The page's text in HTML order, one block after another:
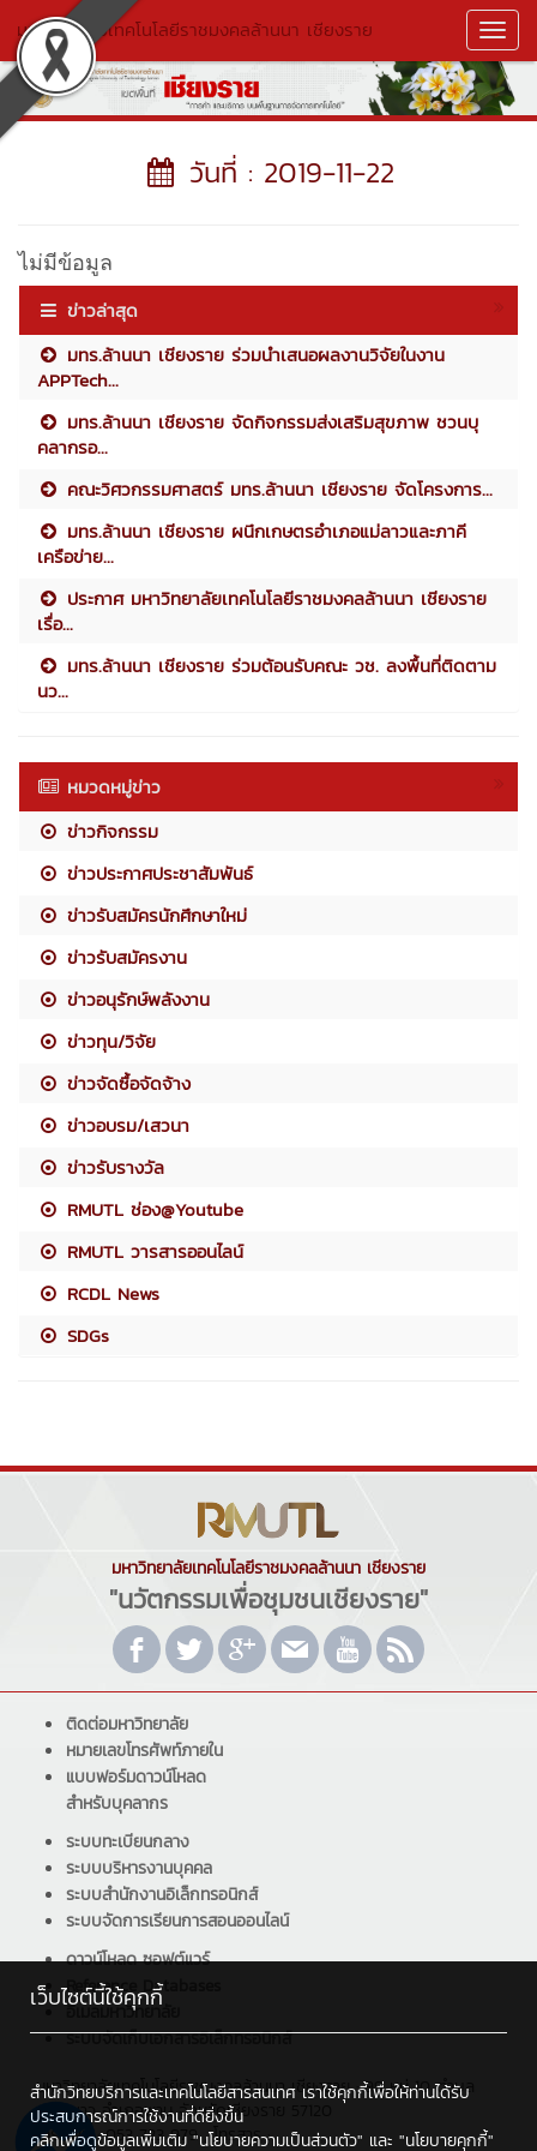
มหาวิทยาลัยเทคโนโลยีราชมงคลล้านนา เชียงราย
วันที่ : 2019-11-22
ไม่มีข้อมูล
ข่าวล่าสุด
มทร.ล้านนา เชียงราย ร่วมนำเสนอผลงานวิจัยในงาน
APPTech...
มทร.ล้านนา เชียงราย จัดกิจกรรมส่งเสริมสุขภาพ ชวนบุ
คลากรอ...
คณะวิศวกรรมศาสตร์ มทร.ล้านนา เชียงราย จัดโครงการ...
มทร.ล้านนา เชียงราย ผนึกเกษตรอำเภอแม่ลาวและภาคี
เครือข่าย...
ประกาศ มหาวิทยาลัยเทคโนโลยีราชมงคลล้านนา เชียงราย
เรื่อ...
มทร.ล้านนา เชียงราย ร่วมต้อนรับคณะ วช. ลงพื้นที่ติดตาม
นว...
หมวดหมู่ข่าว
ข่าวกิจกรรม
ข่าวประกาศประชาสัมพันธ์
ข่าวรับสมัครนักศึกษาใหม่
ข่าวรับสมัครงาน
ข่าวอนุรักษ์พลังงาน
ข่าวทุน/วิจัย
ข่าวจัดซื้อจัดจ้าง
ข่าวอบรม/เสวนา
ข่าวรับรางวัล
RMUTL ช่อง@Youtube
RMUTL วารสารออนไลน์
RCDL News
SDGs
มหาวิทยาลัยเทคโนโลยีราชมงคลล้านนา เชียงราย
"นวัตกรรมเพื่อชุมชนเชียงราย"
ติดต่อมหาวิทยาลัย
หมายเลขโทรศัพท์ภายใน
แบบฟอร์มดาวน์โหลด
สำหรับบุคลากร
ระบบทะเบียนกลาง
ระบบบริหารงานบุคคล
ระบบสำนักงานอิเล็กทรอนิกส์
ระบบจัดการเรียนการสอนออนไลน์
ดาวน์โหลด ซอฟต์แวร์
Reference Databases
อีเมลมหาวิทยาลัย
ระบบจัดเก็บเอกสารอิเล็กทรอนิกส์
มหาวิทยาลัยเทคโนโลยีราชมงคลล้านนา เชียงราย : 99 หมู่ 10 ตำบล
ทรายขาว อำเภอพาน จังหวัดเชียงราย 57120
โทรศัพท์ : 053 723 979 , โทรสาร :
เว็บไซต์นี้ใช้คุกกี้
สำนักวิทยบริการและเทคโนโลยีสารสนเทศ เราใช้คุกกี้เพื่อให้ท่านได้รับ
ประสบการณ์การใช้งานที่ดียิ่งขึ้น
คลิกเพื่อดูข้อมูลเพิ่มเติม "นโยบายความเป็นส่วนตัว" และ "นโยบายคุกกี้"